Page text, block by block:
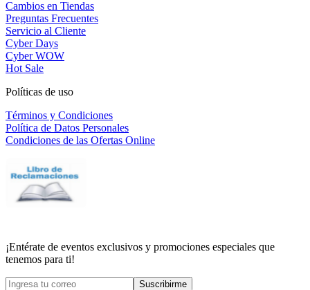
Cambios en Tiendas
Preguntas Frecuentes
Servicio al Cliente
Cyber Days
Cyber WOW
Hot Sale
Políticas de uso
Términos y Condiciones
Política de Datos Personales
Condiciones de las Ofertas Online
¡Entérate de eventos exclusivos y promociones especiales que
tenemos para ti!
Suscribirme